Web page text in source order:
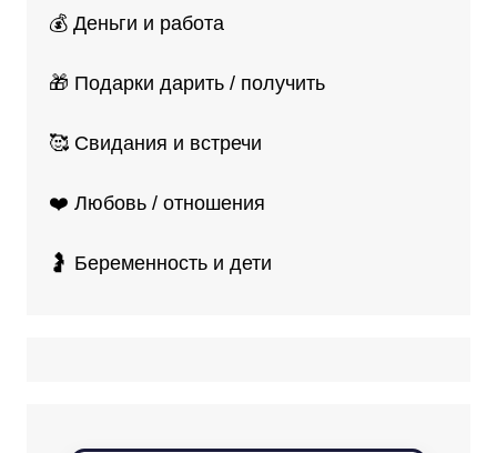
💰 Деньги и работа
🎁 Подарки дарить / получить
🥰 Свидания и встречи
❤️ Любовь / отношения
🤰 Беременность и дети